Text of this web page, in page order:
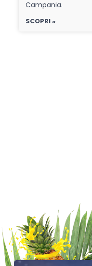
Campania.
SCOPRI »